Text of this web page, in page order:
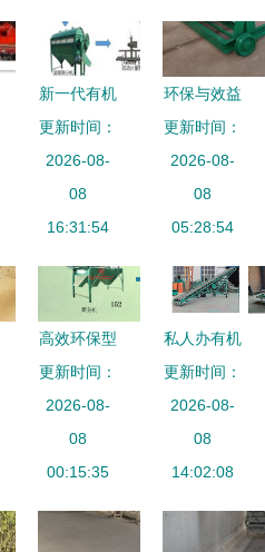
新一代有机
肥加工设备
赋能绿色发
展 鸡粪有
机肥设备选
优势解析
更新时间：
2026-08-
08
16:31:54
环保与效益
并重 以猪
粪生产有机
肥设备和秸
秆粪便加工
更新时间：
2026-08-
08
05:28:54
高效环保型
有机肥设备
助力绿色农
业发展——
聚焦淄博颗
更新时间：
2026-08-
08
00:15:35
私人办有机
肥厂需要多
少钱？翻堆
机设备成本
解析
更新时间：
2026-08-
08
14:02:08